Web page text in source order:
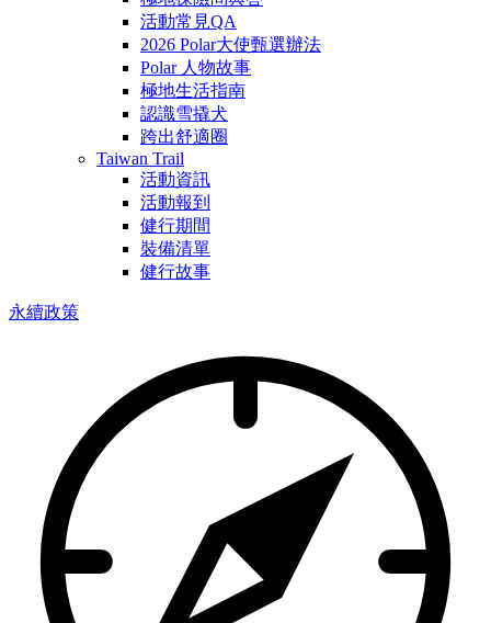
活動常見QA
2026 Polar大使甄選辦法
Polar 人物故事
極地生活指南
認識雪撬犬
跨出舒適圈
Taiwan Trail
活動資訊
活動報到
健行期間
裝備清單
健行故事
永續政策